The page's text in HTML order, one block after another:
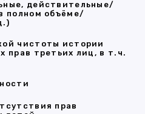
действительные/
полном объёме/
чистоты истории
прав третьих лиц, в т.ч.
прав